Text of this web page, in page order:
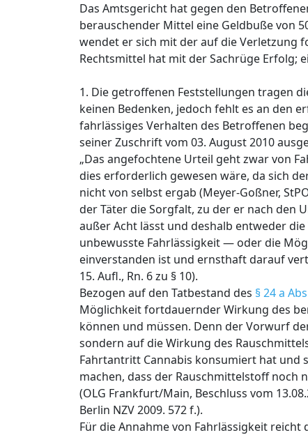
Das Amtsgericht hat gegen den
berauschender Mittel eine Geldbuße von
wendet er sich mit der auf die Verletzung
Rechtsmittel hat mit der Sachrüge Erfolg;
1. Die getroffenen Feststellungen tragen
keinen Bedenken, jedoch fehlt es an den
fahrlässiges Verhalten des Betroffenen
seiner Zuschrift vom 03. August 2010
„Das angefochtene Urteil geht zwar von
dies erforderlich gewesen wäre, da sich
nicht von selbst ergab (Meyer-Goßner,
der Täter die Sorgfalt, zu der er nach den
außer Acht lässt und deshalb entweder
unbewusste Fahrlässigkeit — oder die
einverstanden ist und ernsthaft darauf
15. Aufl., Rn. 6 zu § 10).
Bezogen auf den Tatbestand des § 24 a
Möglichkeit fortdauernder Wirkung des
können und müssen. Denn der Vorwurf
sondern auf die Wirkung des
Fahrtantritt Cannabis konsumiert hat und
machen, dass der Rauschmittelstoff noch
(OLG Frankfurt/Main, Beschluss vom
Berlin NZV 2009. 572 f.).
Für die Annahme von Fahrlässigkeit